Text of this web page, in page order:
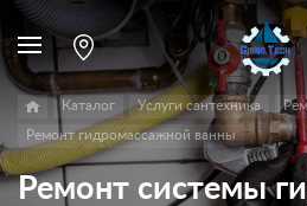
Каталог Услуги сантехника
Ремонт гидромассажной ванны
Ремонт системы